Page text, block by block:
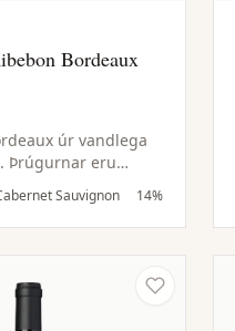
Bordeaux
úr vandlega
Þrúgurnar eru
þroskað í
mánuði, sem
og mýkir
Sauvignon 14%